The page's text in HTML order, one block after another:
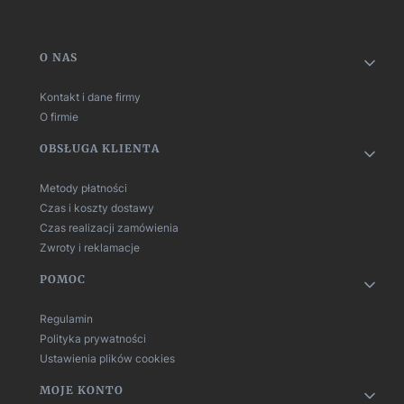
Linki w stopce
O NAS
Kontakt i dane firmy
O firmie
OBSŁUGA KLIENTA
Metody płatności
Czas i koszty dostawy
Czas realizacji zamówienia
Zwroty i reklamacje
POMOC
Regulamin
Polityka prywatności
Ustawienia plików cookies
MOJE KONTO